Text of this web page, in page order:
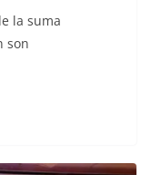
la suma
son